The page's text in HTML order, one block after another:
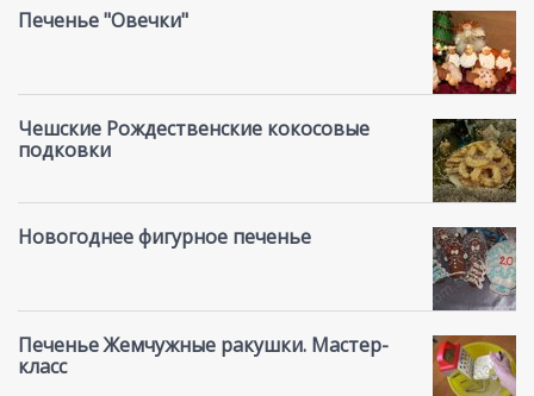
Печенье "Овечки"
Чешские Рождественские кокосовые
подковки
Новогоднее фигурное печенье
Печенье Жемчужные ракушки. Мастер-
класс